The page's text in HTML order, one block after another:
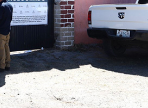
en desapariciones forzadas